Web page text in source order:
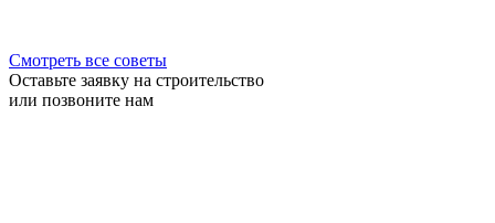
Смотреть все советы
Оставьте заявку на строительство
или позвоните нам